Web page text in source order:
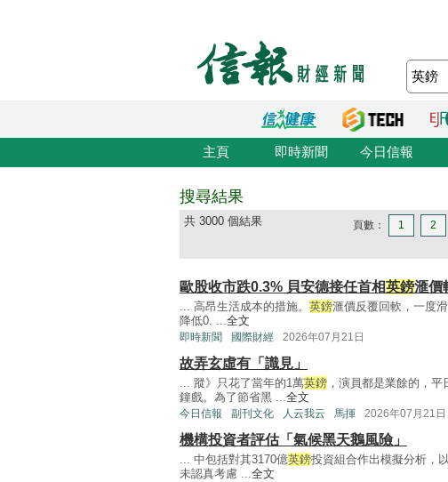
主頁 即時新聞 今日信報
搜尋結果
共 3000 個結果 頁數： 1 2
歐股收市跌0.3% 貝安德接任首相英鎊滙價
... 高昂生活成本的措施。 英鎊滙價反覆回軟，一度
降低0. ...全文
即時新聞 國際財經 2026年07月21日
故弄玄虛有「識見」
... 蹤》只花了當年的1萬英鎊 ，演員都是業餘的，
鐘戲。為了節省黑 ...全文
今日信報 副刊文化 人云我云 馬揮 2026年07月21日
機構投資者評估「氣候黑天鵝風險」
... 中包括對其3170億英鎊投資組合作出模擬分析，
未認真考慮 ...全文